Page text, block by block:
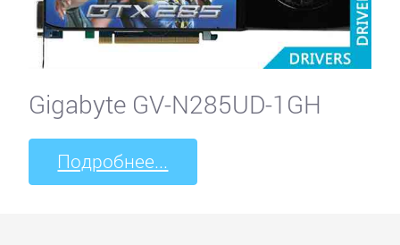
Gigabyte GV-N285UD-1GH
Подробнее...